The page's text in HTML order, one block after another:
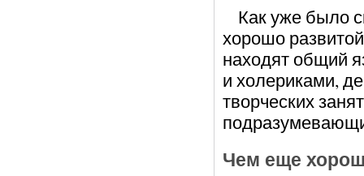
Как уже было
хорошо
находят общий
и холериками,
творческих
Чем еще